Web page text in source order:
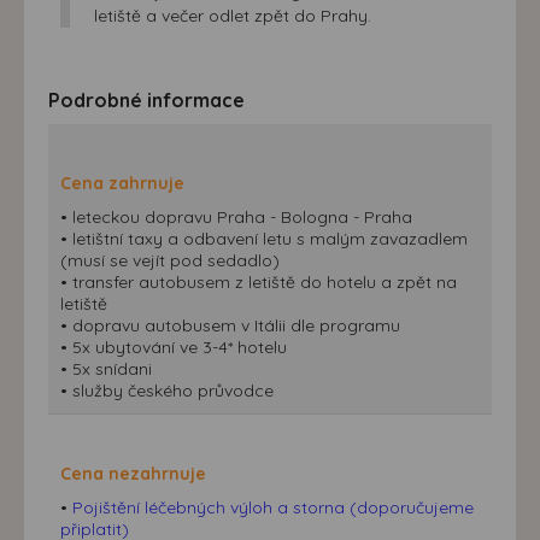
letiště a večer odlet zpět do Prahy.
Podrobné informace
Cena zahrnuje
• leteckou dopravu Praha - Bologna - Praha
• letištní taxy a odbavení letu s malým zavazadlem
(musí se vejít pod sedadlo)
• transfer autobusem z letiště do hotelu a zpět na
letiště
• dopravu autobusem v Itálii dle programu
• 5x ubytování ve 3-4* hotelu
• 5x snídani
• služby českého průvodce
Cena nezahrnuje
• Pojištění léčebných výloh a storna (doporučujeme
připlatit)